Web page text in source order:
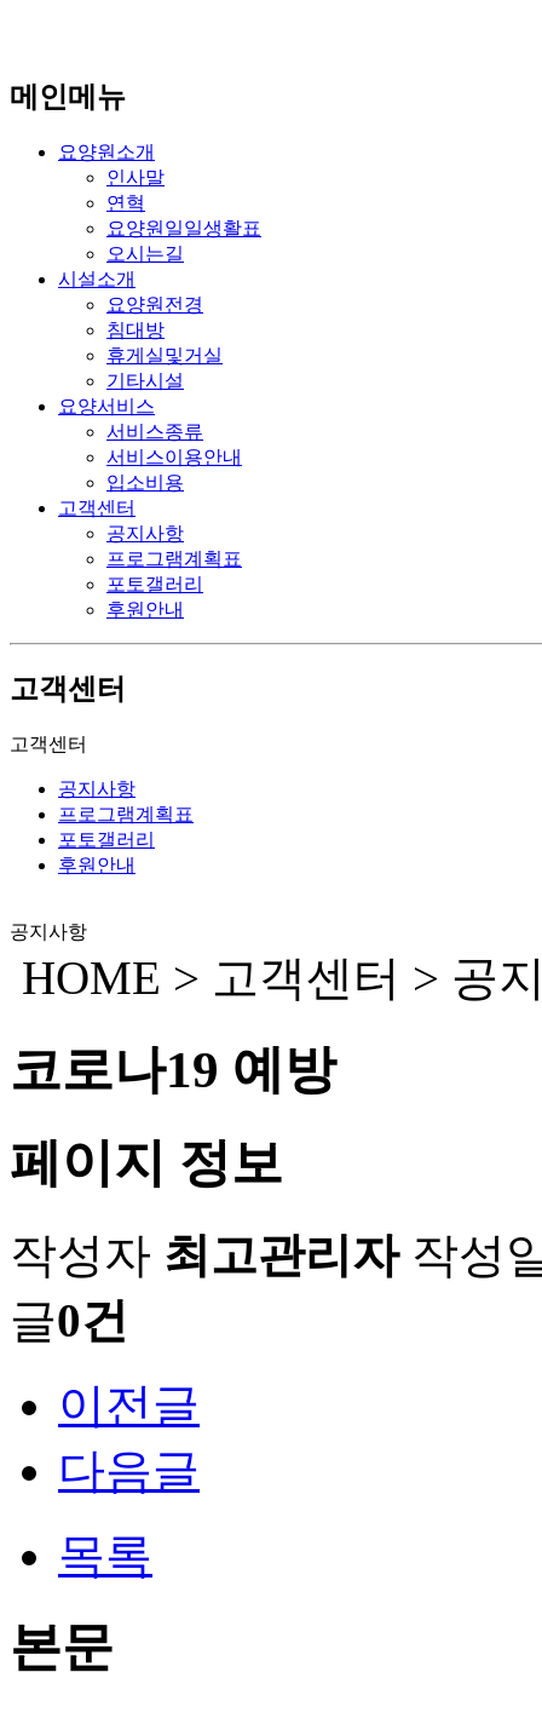
메인메뉴
요양원소개
인사말
연혁
요양원일일생활표
오시는길
시설소개
요양원전경
침대방
휴게실및거실
기타시설
요양서비스
서비스종류
서비스이용안내
입소비용
고객센터
공지사항
프로그램계획표
포토갤러리
후원안내
고객센터
고객센터
공지사항
프로그램계획표
포토갤러리
후원안내
공지사항
HOME > 고객센터 > 공
코로나19 예방
페이지 정보
작성자 최고관리자 작성
글0건
이전글
다음글
목록
본문